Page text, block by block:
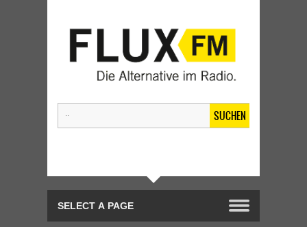
SUCHEN